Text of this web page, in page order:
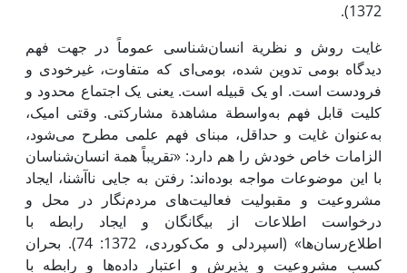
1372).
غایت روش و نظریة انسان‌شناسی عموماً در جهت فهم
دیدگاه بومی ‌تدوین شده، بومی‌ای که متفاوت، غیرخودی و
فرودست است. او یک قبیله است. یعنی یک اجتماع محدود و
کلیت قابل فهم به‌واسطة مشاهدة مشارکتی. وقتی امیک،
به‌عنوان غایت و حداقل، مبنای فهم علمی ‌مطرح می‌شود،
الزامات خاص خودش را هم دارد: «تقریباً همة انسان‌شناسان
با ‌این موضوعات مواجه بوده‌اند: رفتن به جایی ناآشنا، ‌ایجاد
مشروعیت و مقبولیت فعالیت‌های مردم‌نگار در محل و
درخواست اطلاعات از بیگانگان و ‌ایجاد رابطه با
اطلاع‌رسان‌ها» (اسپردلی و مک‌کوردی، 1372: 74). بحران
کسب مشروعیت و پذیرش و اعتبار داده‌ها و رابطه با